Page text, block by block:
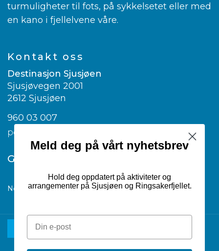
turmuligheter til fots, på sykkelsetet eller med
en kano i fjellelvene våre.
Kontakt oss
Destinasjon Sjusjøen
Sjusjøvegen 2001
2612 Sjusjøen
960 03 007
post@visitsjusjoen.no
Google translate
Norwegian ▼
Meld deg på vårt nyhetsbrev
Hold deg oppdatert på aktiviteter og
arrangementer på Sjusjøen og Ringsakerfjellet.